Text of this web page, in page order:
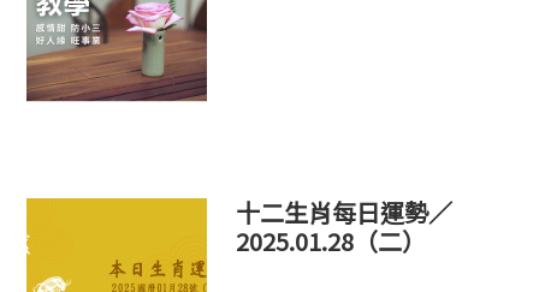
十二生肖每日運勢／
2025.01.28（二）